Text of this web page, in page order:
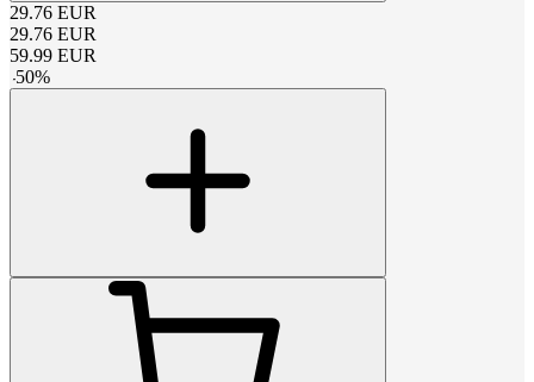
29.76 EUR
29.76 EUR
59.99 EUR
-50%